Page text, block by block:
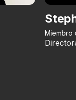
Miembro